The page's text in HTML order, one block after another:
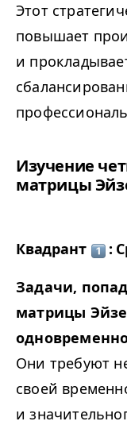
Этот
повышает
и
Изучение
матрицы
Квадрант
:
Задачи,
матрицы
Они требуют
своей
и